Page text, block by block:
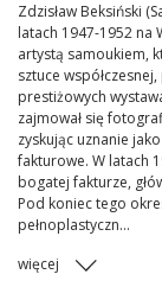
Zdzisław Beksiński
latach 1947-1952 na
artystą samoukiem,
sztuce
prestiżowych
zajmował się
zyskując uznanie
fakturowe. W latach
bogatej fakturze,
Pod koniec tego
pełnoplastyczn...
więcej